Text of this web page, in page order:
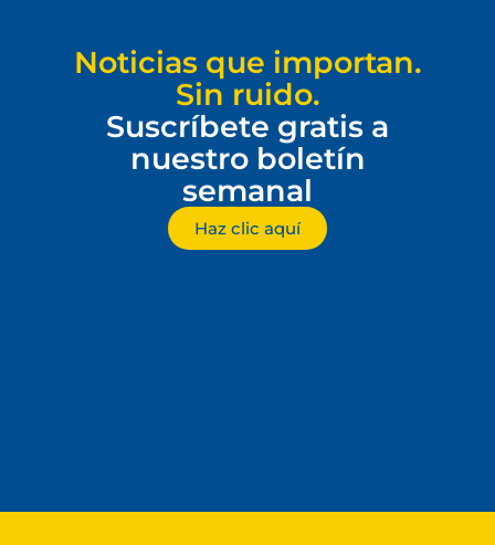
Noticias que importan.
Sin ruido.
Suscríbete gratis a
nuestro boletín
semanal
Haz clic aquí